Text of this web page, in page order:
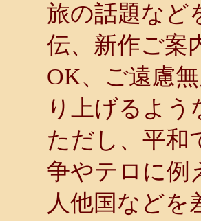
旅の話題など
伝、新作ご案
OK、ご遠慮
り上げるよ
ただし、平和
争やテロに例
人他国などを